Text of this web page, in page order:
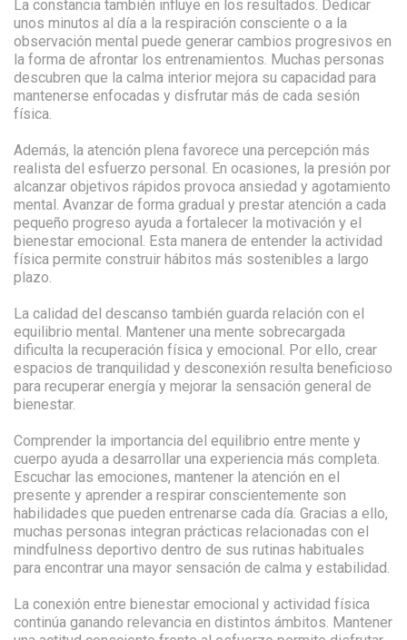
La constancia también influye en los resultados. Dedicar
unos minutos al día a la respiración consciente o a la
observación mental puede generar cambios progresivos en
la forma de afrontar los entrenamientos. Muchas personas
descubren que la calma interior mejora su capacidad para
mantenerse enfocadas y disfrutar más de cada sesión
física.
Además, la atención plena favorece una percepción más
realista del esfuerzo personal. En ocasiones, la presión por
alcanzar objetivos rápidos provoca ansiedad y agotamiento
mental. Avanzar de forma gradual y prestar atención a cada
pequeño progreso ayuda a fortalecer la motivación y el
bienestar emocional. Esta manera de entender la actividad
física permite construir hábitos más sostenibles a largo
plazo.
La calidad del descanso también guarda relación con el
equilibrio mental. Mantener una mente sobrecargada
dificulta la recuperación física y emocional. Por ello, crear
espacios de tranquilidad y desconexión resulta beneficioso
para recuperar energía y mejorar la sensación general de
bienestar.
Comprender la importancia del equilibrio entre mente y
cuerpo ayuda a desarrollar una experiencia más completa.
Escuchar las emociones, mantener la atención en el
presente y aprender a respirar conscientemente son
habilidades que pueden entrenarse cada día. Gracias a ello,
muchas personas integran prácticas relacionadas con el
mindfulness deportivo dentro de sus rutinas habituales
para encontrar una mayor sensación de calma y estabilidad.
La conexión entre bienestar emocional y actividad física
continúa ganando relevancia en distintos ámbitos. Mantener